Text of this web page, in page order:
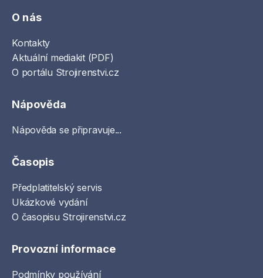
O nás
Kontakty
Aktuální mediakit (PDF)
O portálu Strojirenstvi.cz
Nápověda
Nápověda se připravuje...
Časopis
Předplatitelský servis
Ukázkové vydání
O časopisu Strojirenstvi.cz
Provozní informace
Podmínky používání